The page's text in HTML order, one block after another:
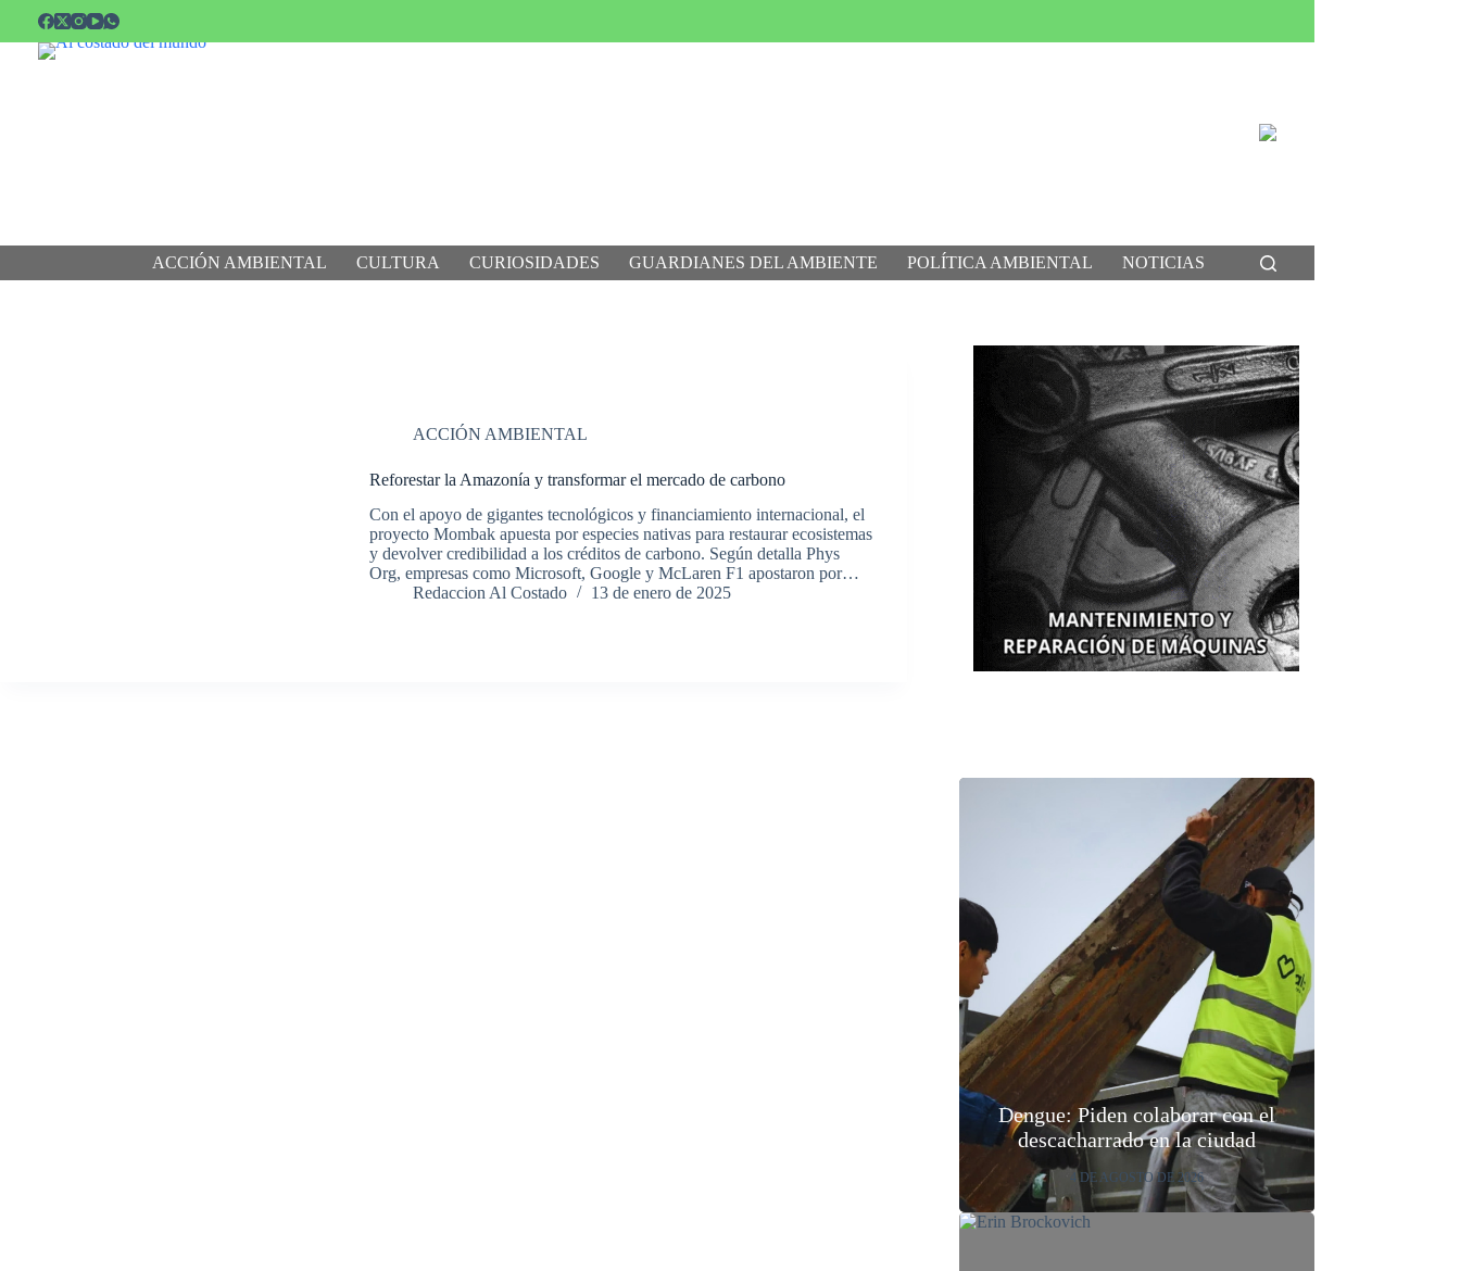
contenido
ACCIÓN AMBIENTAL CULTURA CURIOSIDADES GUARDIANES DEL AMBIENTE POLÍTICA AMBIENTAL NOTICIAS
ACCIÓN AMBIENTAL
Reforestar la Amazonía y transformar el mercado de carbono
Con el apoyo de gigantes tecnológicos y financiamiento internacional, el
proyecto Mombak apuesta por especies nativas para restaurar ecosistemas
y devolver credibilidad a los créditos de carbono. Según detalla Phys
Org, empresas como Microsoft, Google y McLaren F1 apostaron por…
Redaccion Al Costado
13 de enero de 2025
Dengue: Piden colaborar con el
descacharrado en la ciudad
4 DE AGOSTO DE 2026